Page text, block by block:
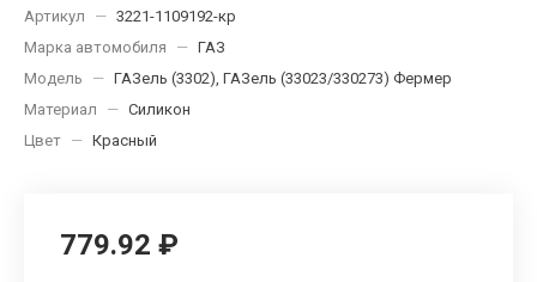
Артикул — 3221-1109192-кр
Марка автомобиля
— ГАЗ
Модель
— ГАЗель (3302), ГАЗель (33023/330273) Фермер
Материал
— Силикон
Цвет — Красный
779.92 ₽